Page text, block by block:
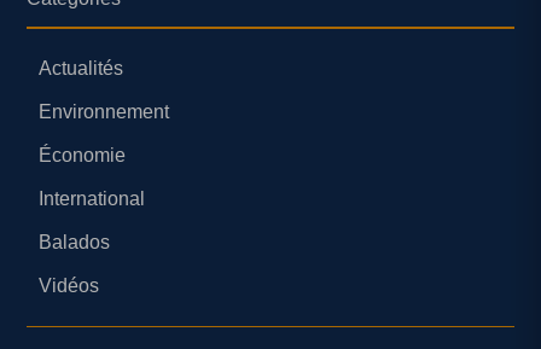
Actualités
Environnement
Économie
International
Balados
Vidéos